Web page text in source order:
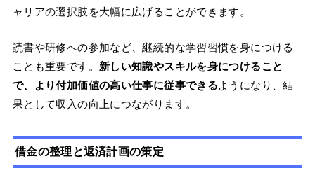
ャリアの選択肢を大幅に広げることができます。
読書や研修への参加など、継続的な学習習慣を身につける
ことも重要です。 新しい知識やスキルを身につけること
で、より付加価値の高い仕事に従事できるようになり、結
果として収入の向上につながります。
借金の整理と返済計画の策定